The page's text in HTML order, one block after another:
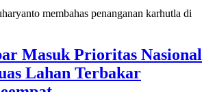
Masuk Prioritas Nasional
Lahan Terbakar